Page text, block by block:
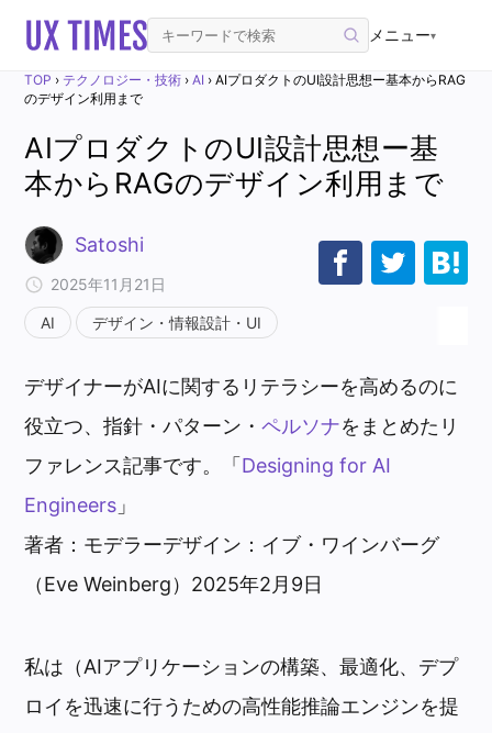
メニュー▾
TOP › テクノロジー・技術 ›AI ›AIプロダクトのUI設計思想ー基本からRAG
のデザイン利用まで
AIプロダクトのUI設計思想ー基
本からRAGのデザイン利用まで
Satoshi
2025年11月21日
AI デザイン・情報設計・UI
デザイナーがAIに関するリテラシーを高めるのに
役立つ、指針・パターン・ペルソナをまとめたリ
ファレンス記事です。「Designing for AI
Engineers 」
著者：モデラーデザイン：イブ・ワインバーグ
（Eve Weinberg）2025年2月9日
私は（AIアプリケーションの構築、最適化、デプ
ロイを迅速に行うための高性能推論エンジンを提